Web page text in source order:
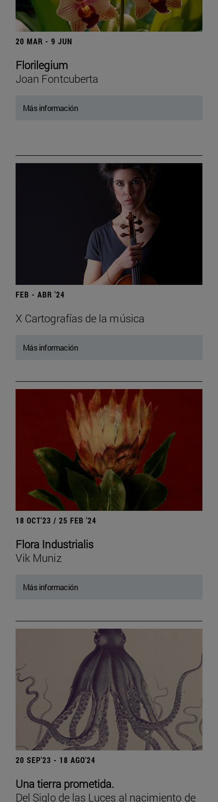
20 MAR - 9 JUN
Florilegium
Joan Fontcuberta
Más información
FEB - ABR '24
X Cartografías de la música
Más información
18 OCT'23 / 25 FEB '24
Flora Industrialis
Vik Muniz
Más información
20 SEP'23 - 18 AGO'24
Una tierra prometida.
Del Siglo de las Luces al nacimiento de